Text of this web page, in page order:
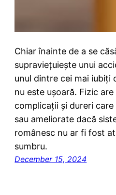
Chiar înainte de a se
supraviețuiește unui
unul dintre cei mai iubiți
nu este ușoară. Fizic
complicații și dureri
sau ameliorate dacă
românesc nu ar fi fost
sumbru.
December 15, 2024